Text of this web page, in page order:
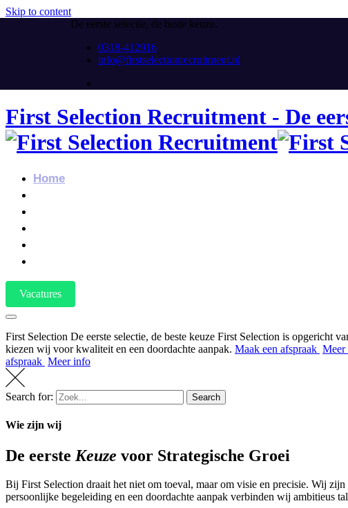
Skip to content
De eerste selectie, de beste keuze.
0318-412916
info@firstselectionrecruitment.nl
First Selection Recruitment - De
Home
Vacatures
First Selection De eerste selectie, de beste keuze First Selection is opgericht
kiezen wij voor kwaliteit en een doordachte aanpak. Maak een afspraak Meer
afspraak Meer info
Search for: Search
Wie zijn wij
De eerste Keuze voor Strategische Groei
Bij First Selection draait het niet om toeval, maar om visie en precisie. Wij
persoonlijke begeleiding en een doordachte aanpak verbinden wij ambitieus